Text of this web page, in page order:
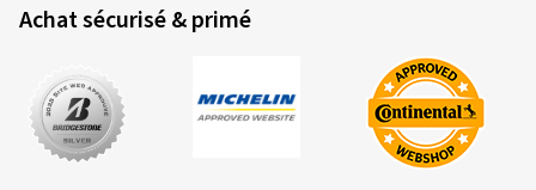
Achat sécurisé & primé